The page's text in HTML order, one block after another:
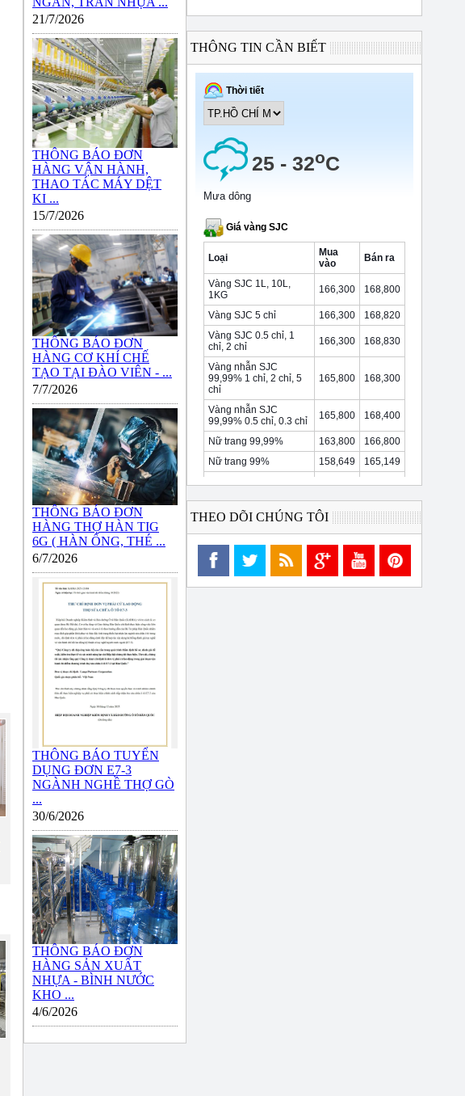
21/7/2026
THÔNG BÁO ĐƠN
HÀNG VẬN HÀNH,
THAO TÁC MÁY DỆT
KI ...
15/7/2026
THÔNG BÁO ĐƠN
HÀNG CƠ KHÍ CHẾ
TẠO TẠI ĐÀO VIÊN - ...
7/7/2026
THÔNG BÁO ĐƠN
HÀNG THỢ HÀN TIG
6G ( HÀN ỐNG, THÉ ...
6/7/2026
THÔNG BÁO TUYỂN
DỤNG ĐƠN E7-3
NGÀNH NGHỀ THỢ GÒ
...
30/6/2026
THÔNG BÁO ĐƠN
HÀNG SẢN XUẤT
NHỰA - BÌNH NƯỚC
KHO ...
4/6/2026
THÔNG TIN CẦN BIẾT
THEO DÕI CHÚNG TÔI